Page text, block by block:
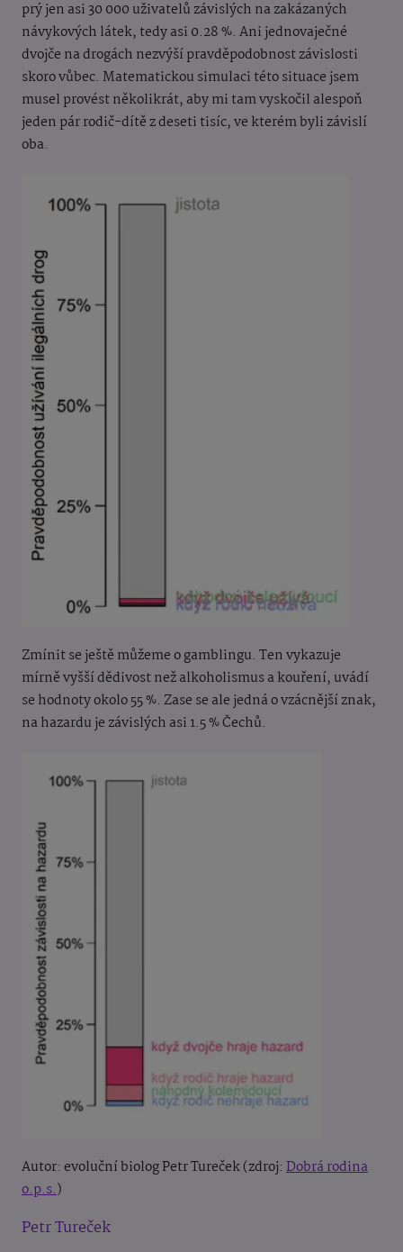
prý jen asi 30 000 uživatelů závislých na zakázaných
návykových látek, tedy asi 0.28 %. Ani jednovaječné
dvojče na drogách nezvýší pravděpodobnost závislosti
skoro vůbec. Matematickou simulaci této situace jsem
musel provést několikrát, aby mi tam vyskočil alespoň
jeden pár rodič-dítě z deseti tisíc, ve kterém byli závislí
oba.
Zmínit se ještě můžeme o gamblingu. Ten vykazuje
mírně vyšší dědivost než alkoholismus a kouření, uvádí
se hodnoty okolo 55 %. Zase se ale jedná o vzácnější znak,
na hazardu je závislých asi 1.5 % Čechů.
Autor: evoluční biolog Petr Tureček (zdroj: Dobrá rodina
o.p.s.)
Petr Tureček